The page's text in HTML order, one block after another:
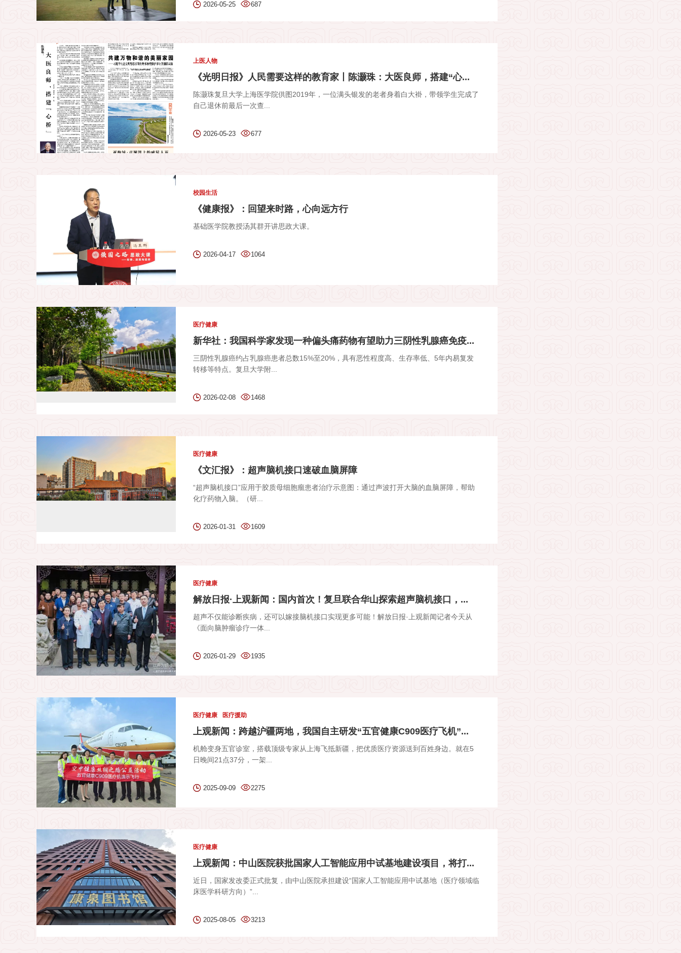
2026-05-25 687
上医人物
《光明日报》人民需要这样的教育家丨陈灏珠：大医良师，搭建“心...
陈灏珠复旦大学上海医学院供图2019年，一位满头银发的老者身着白大褂，带领学生完成了
自己退休前最后一次查...
2026-05-23 677
校园生活
《健康报》：回望来时路，心向远方行
基础医学院教授汤其群开讲思政大课。
2026-04-17 1064
医疗健康
新华社：我国科学家发现一种偏头痛药物有望助力三阴性乳腺癌免疫...
三阴性乳腺癌约占乳腺癌患者总数15%至20%，具有恶性程度高、生存率低、5年内易复发
转移等特点。复旦大学附...
2026-02-08 1468
医疗健康
《文汇报》：超声脑机接口速破血脑屏障
“超声脑机接口”应用于胶质母细胞瘤患者治疗示意图：通过声波打开大脑的血脑屏障，帮助
化疗药物入脑。（研...
2026-01-31 1609
医疗健康
解放日报·上观新闻：国内首次！复旦联合华山探索超声脑机接口，...
超声不仅能诊断疾病，还可以嫁接脑机接口实现更多可能！解放日报·上观新闻记者今天从
《面向脑肿瘤诊疗一体...
2026-01-29 1935
医疗健康 医疗援助
上观新闻：跨越沪疆两地，我国自主研发“五官健康C909医疗飞机”...
机舱变身五官诊室，搭载顶级专家从上海飞抵新疆，把优质医疗资源送到百姓身边。就在5
日晚间21点37分，一架...
2025-09-09 2275
医疗健康
上观新闻：中山医院获批国家人工智能应用中试基地建设项目，将打...
近日，国家发改委正式批复，由中山医院承担建设“国家人工智能应用中试基地（医疗领域临
床医学科研方向）”...
2025-08-05 3213